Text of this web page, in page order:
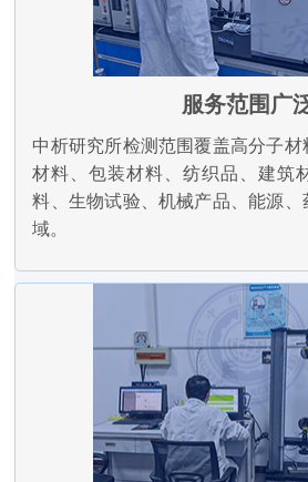
服务范围广
中析研究所检测范围覆盖高分子
材料、包装材料、纺织品、建筑
料、生物试验、机械产品、能源
域。